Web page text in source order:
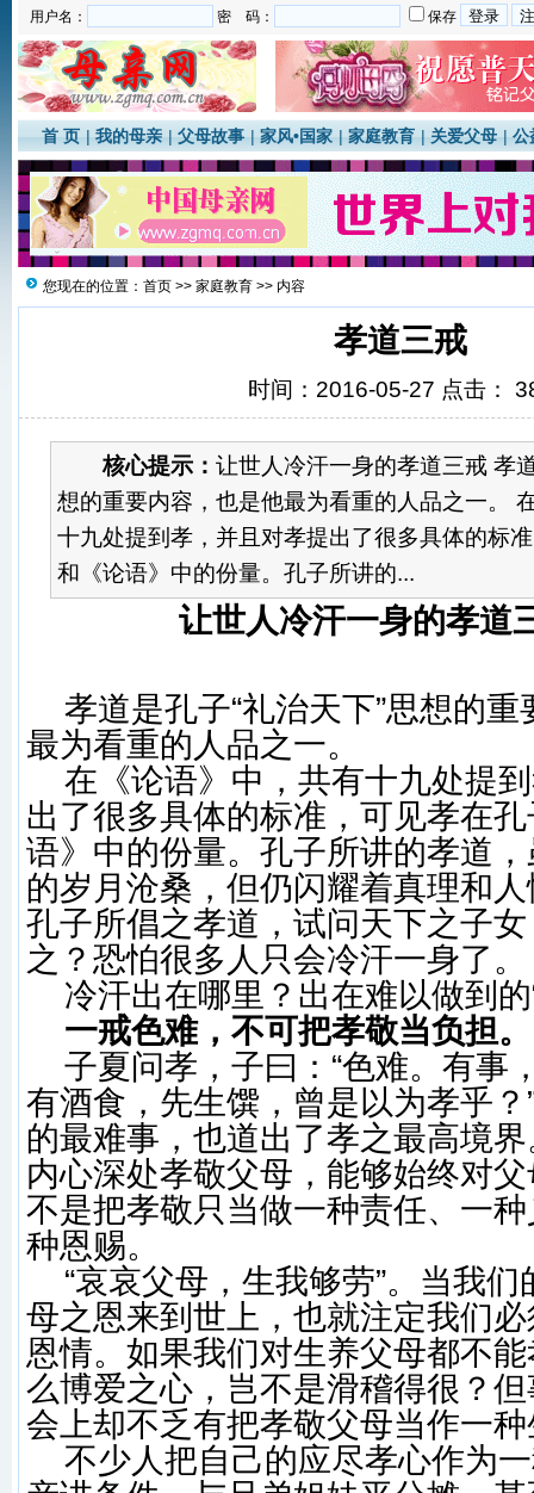
用户名： 密 码： 保存
首 页 |我的母亲 |父母故事 |家风•国家 |家庭教育 |关爱父母 |公
您现在的位置： 首页 >> 家庭教育 >> 内容
孝道三戒
时间：2016-05-27 点击：
核心提示： 让世人冷汗一身的孝道三戒 孝
想的重要内容，也是他最为看重的人品之一。
十九处提到孝，并且对孝提出了很多具体的标
和《论语》中的份量。孔子所讲的...
让世人冷汗一身的孝道
孝道是孔子“礼治天下”思想的重
最为看重的人品之一。
在《论语》中，共有十九处提
出了很多具体的标准，可见孝在
语》中的份量。孔子所讲的孝道
的岁月沧桑，但仍闪耀着真理和
孔子所倡之孝道，试问天下之子
之？恐怕很多人只会冷汗一身了。
冷汗出在哪里？出在难以做到的
一戒色难，不可把孝敬当负担。
子夏问孝，子曰：“色难。有事
有酒食，先生馔，曾是以为孝乎
的最难事，也道出了孝之最高境
内心深处孝敬父母，能够始终对
不是把孝敬只当做一种责任、一
种恩赐。
“哀哀父母，生我够劳”。当我们
母之恩来到世上，也就注定我们
恩情。如果我们对生养父母都不
么博爱之心，岂不是滑稽得很？
会上却不乏有把孝敬父母当作一
不少人把自己的应尽孝心作为